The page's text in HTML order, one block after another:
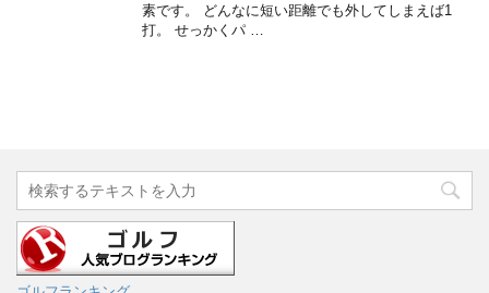
素です。 どんなに短い距離でも外してしまえば1
打。 せっかくパ …